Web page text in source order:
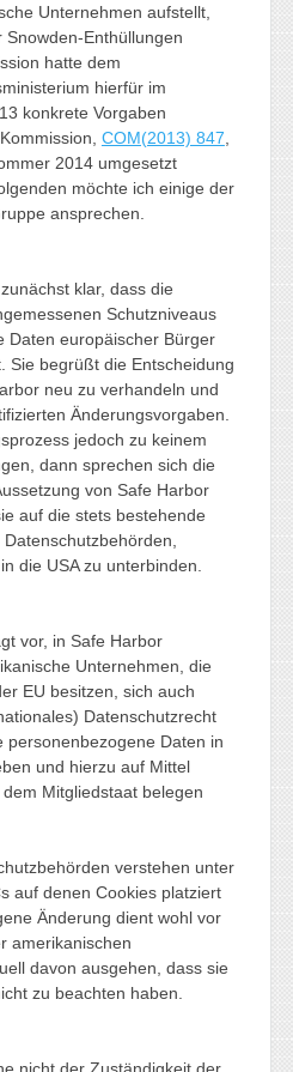
Unternehmen aufstellt,
Enthüllungen
hatte dem
hierfür im
konkrete Vorgaben
COM(2013) 847
2014 umgesetzt
möchte ich einige der
ansprechen.
klar, dass die
Schutzniveaus
Daten europäischer Bürger
Sie begrüßt die Entscheidung
neu zu verhandeln und
Änderungsvorgaben.
jedoch zu keinem
dann sprechen sich die
von Safe Harbor
auf die stets bestehende
die USA zu unterbinden.
vor, in Safe Harbor
Unternehmen, die
EU besitzen, sich auch
Datenschutzrecht
personenbezogene Daten in
und hierzu auf Mittel
Mitgliedstaat belegen
verstehen unter
auf denen Cookies platziert
Änderung dient wohl vor
amerikanischen
davon ausgehen, dass sie
zu beachten haben.
nicht der Zuständigkeit der